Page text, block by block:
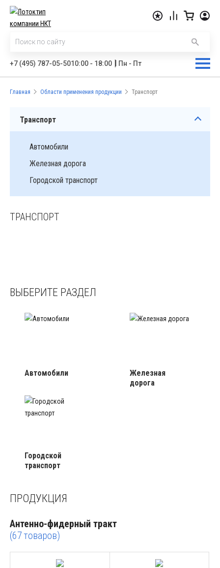
+7 (495) 787-05-5010:00 - 18:00 Пн - Пт
Главная Области применения продукции Транспорт
Транспорт
Автомобили
Железная дорога
Городской транспорт
ТРАНСПОРТ
ВЫБЕРИТЕ РАЗДЕЛ
Автомобили
Железная
дорога
Городской
транспорт
ПРОДУКЦИЯ
Антенно-фидерный тракт
(67товаров)